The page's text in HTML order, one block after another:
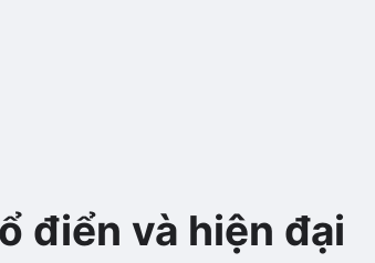
điển và hiện đại